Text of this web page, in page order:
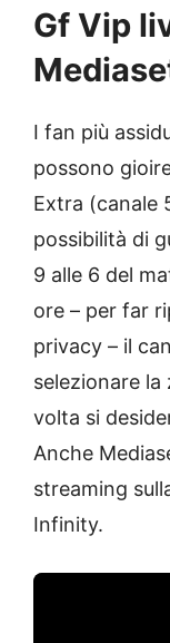
Gf Vip
I fan più
possono
Extra (canale
possibilità di
9 alle 6 del
ore – per far
privacy – il
selezionare la
volta si
Anche
streaming
Infinity.